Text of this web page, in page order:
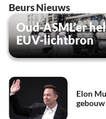
Beurs Nieuws
Oud-ASML’er
EUV-lichtbron
Elon
gebouw